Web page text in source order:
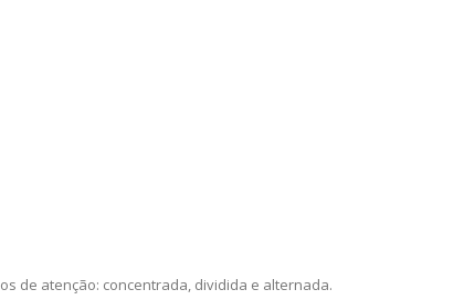
de atenção: concentrada, dividida e alternada.